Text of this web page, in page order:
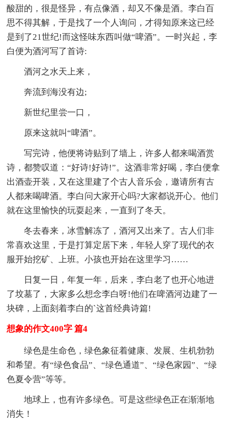
酸甜的，很是怪异，有点像酒，却又不像是酒。李白百
思不得其解，于是找了一个人询问，才得知原来这已经
是到了21世纪!而这怪味东西叫做“啤酒”。一时兴起，李
白便为酒河写了首诗:
酒河之水天上来，
奔流到海没有边;
新世纪里尝一口，
原来这就叫“啤酒”。
写完诗，他便将诗贴到了墙上，许多人都来喝酒赏
诗，都赞叹道：“好诗!好诗!”。这酒非常好喝，李白便拿
出酒壶开装，又在这里建了个古人音乐会，邀请所有古
人都来喝啤酒。李白问大家开心吗?大家都说开心。他们
就在这里愉快的玩耍起来，一直到了冬天。
冬去春来，冰雪解冻了，酒河又出来了。古人们非
常喜欢这里，于是打算定居下来，年轻人穿了现代的衣
服开始挖矿、上班。小孩也开始在这里学习……
日复一日，年复一年，后来，李白老了也开心地进
了坟墓了，大家多么想念李白呀!他们在啤酒河边建了一
块碑，上面刻着李白的`这首经典诗篇!
想象的作文400字 篇4
绿色是生命色，绿色象征着健康、发展、生机勃勃
和希望。有“绿色食品”、“绿色通道”、“绿色家园”、“绿
色夏令营”等等。
地球上，也有许多绿色。可是这些绿色正在渐渐地
消失！